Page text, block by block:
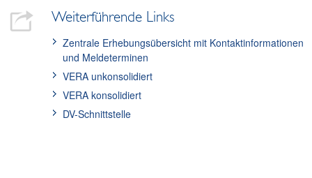
Weiterführende Links
Zentrale Erhebungsübersicht mit Kontaktinformationen
und Meldeterminen
VERA unkonsolidiert
VERA konsolidiert
DV-Schnittstelle